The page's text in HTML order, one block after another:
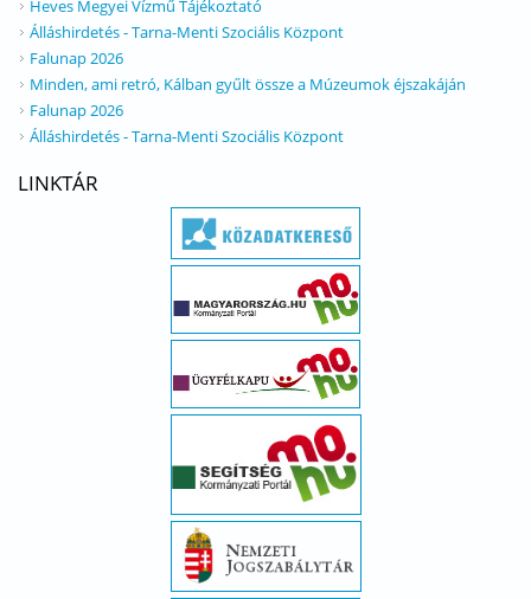
Heves Megyei Vízmű Tájékoztató
Álláshirdetés - Tarna-Menti Szociális Központ
Falunap 2026
Minden, ami retró, Kálban gyűlt össze a Múzeumok éjszakáján
Falunap 2026
Álláshirdetés - Tarna-Menti Szociális Központ
LINKTÁR